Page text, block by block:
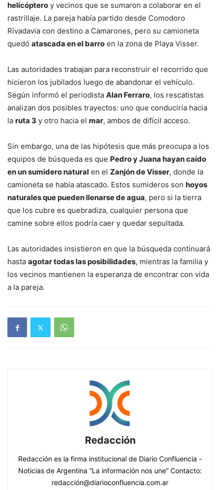
helicóptero y vecinos que se sumaron a colaborar en el
rastrillaje. La pareja había partido desde Comodoro
Rivadavia con destino a Camarones, pero su camioneta
quedó atascada en el barro en la zona de Playa Visser.
Las autoridades trabajan para reconstruir el recorrido que
hicieron los jubilados luego de abandonar el vehículo.
Según informó el periodista Alan Ferraro, los rescatistas
analizan dos posibles trayectos: uno que conduciría hacia
la ruta 3 y otro hacia el mar, ambos de difícil acceso.
Sin embargo, una de las hipótesis que más preocupa a los
equipos de búsqueda es que Pedro y Juana hayan caído
en un sumidero natural en el Zanjón de Visser, donde la
camioneta se había atascado. Estos sumideros son hoyos
naturales que pueden llenarse de agua, pero si la tierra
que los cubre es quebradiza, cualquier persona que
camine sobre ellos podría caer y quedar sepultada.
Las autoridades insistieron en que la búsqueda continuará
hasta agotar todas las posibilidades, mientras la familia y
los vecinos mantienen la esperanza de encontrar con vida
a la pareja.
Redacción
Redacción es la firma institucional de Diario Confluencia -
Noticias de Argentina “La información nos une” Contacto:
redacción@diarioconfluencia.com.ar